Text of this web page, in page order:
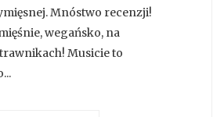
Mnóstwo recenzji!
wegańsko, na
Musicie to